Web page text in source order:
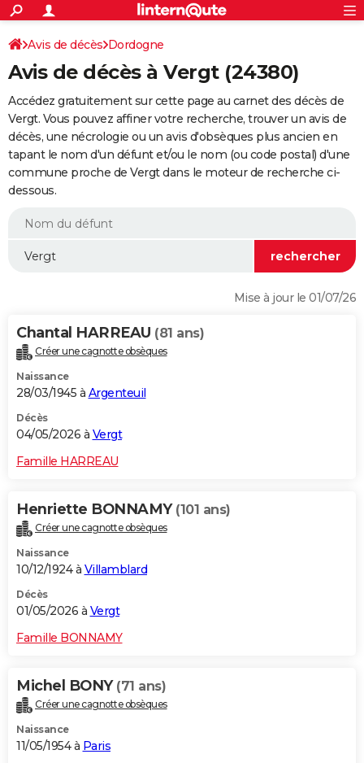
ACTUALITÉS
Politique
Société
Faits Divers
Education
Monde
Villes
+
SPORT
Coupe du monde 2026
Football
Tennis
Cyclisme
Rugby
Forum
Programme TV
TNT
Streaming
Cinéma
Sorties cinéma
Musique
+
FINANCE
Retraite
Epargne
Immobilier
Risques naturels par ville
Assurance
AUTO
Essais
Réserver un essai
Citadines
Berlines
SUV
Forum auto
+
HIGH-TECH
BRICOLAGE
WEEK-END
Alimentation
Guide de la santé
Maladies
Médicaments
Sommeil
VOYAGE
Destinations
City break
Voyage nature
Voyage de noces
Forum
Climat
+PHOTO
GUIDES D'ACHAT
Carte de Noël
Carte Bonne année
Carte Saint-Valentin
Carte Pâques
Carte d'anniversaire
DICTIONNAIRE
Dictionnaire
Biographies
Citations
Expressions
Proverbes
PROGRAMME TV
S'inscrire
Se connecter
Lycées
Collèges
Primaires
Universités
Entreprises
Service militaire
Avis de recherche
AVIS DE DÉCÈS
FORUM
Bricolage
Lifestyle
Culture
Sport
Auto
Television
Voyage
Cinema
Avis de décès Dordogne
Avis de décès à Vergt (24380)
Accédez gratuitement sur cette page au carnet des décès de
Vergt. Vous pouvez affiner votre recherche, trouver un avis de
décès, une nécrologie ou un avis d'obsèques plus ancien en
tapant le nom d'un défunt et/ou le nom (ou code postal) d'une
commune proche de Vergt dans le moteur de recherche ci-
dessous.
Mise à jour le 01/07/26
Chantal HARREAU (81 ans)
Créer une cagnotte obsèques
Naissance
28/03/1945 à Argenteuil
Décès
04/05/2026 à Vergt
Famille HARREAU
Henriette BONNAMY (101 ans)
Créer une cagnotte obsèques
Naissance
10/12/1924 à Villamblard
Décès
01/05/2026 à Vergt
Famille BONNAMY
Michel BONY (71 ans)
Créer une cagnotte obsèques
Naissance
11/05/1954 à Paris